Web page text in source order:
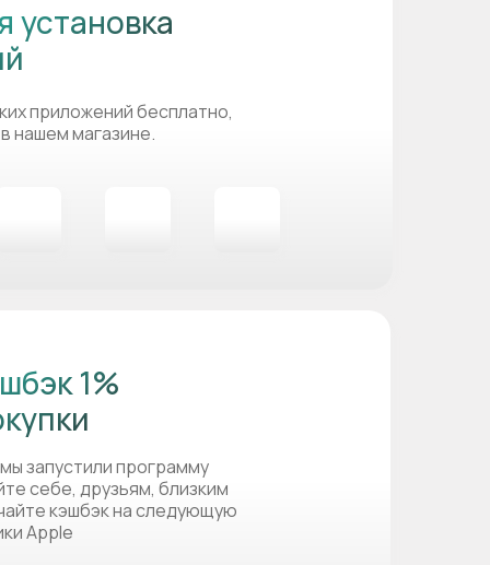
приложений бесплатно,
нашем магазине.
установка
запустили программу
себе, друзьям, близким
кэшбэк на следующую
Apple
1%